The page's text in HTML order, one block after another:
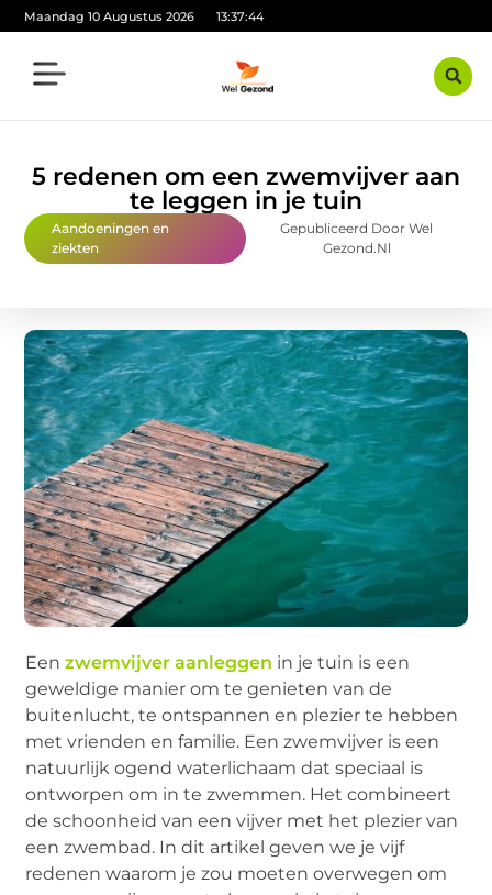
Maandag 10 Augustus 2026 13:37:45
5 redenen om een zwemvijver aan
te leggen in je tuin
Aandoeningen en
ziekten
Gepubliceerd Door Wel
Gezond.nl
Eenzwemvijver aanleggen in je tuin is een
geweldige manier om te genieten van de
buitenlucht, te ontspannen en plezier te hebben
met vrienden en familie. Een zwemvijver is een
natuurlijk ogend waterlichaam dat speciaal is
ontworpen om in te zwemmen. Het combineert
de schoonheid van een vijver met het plezier van
een zwembad. In dit artikel geven we je vijf
redenen waarom je zou moeten overwegen om